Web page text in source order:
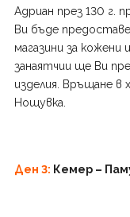
Адриан през 130 г.
Ви бъде
магазини за
занаятчии ще Ви
изделия. Връщане в
Нощувка.
Ден 3: Кемер –